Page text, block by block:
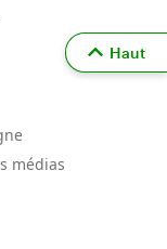
médias
Haut